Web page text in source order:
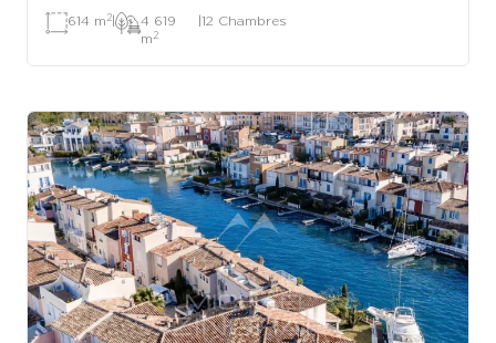
614 m 2|
4 619
m 2
|12 Chambres